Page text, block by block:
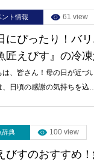
ント情報 61 view
にぴったり！バ
匠えびす』の冷
は、皆さん！母の日が近づ
、日頃の感謝の気持ちを込
辞典 100 view
びすのおすすめ